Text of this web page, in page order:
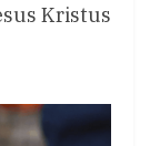
Kristus